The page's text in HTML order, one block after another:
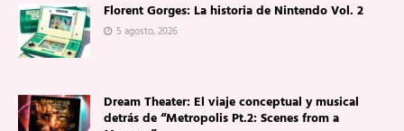
Florent Gorges: La historia de Nintendo Vol. 2
5 agosto, 2026
Dream Theater: El viaje conceptual y musical
detrás de “Metropolis Pt.2: Scenes from a